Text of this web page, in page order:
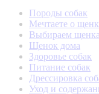
Породы собак
Мечтаете о
Выбираем щенка
Щенок дома
Здоровье собак
Питание собак
Дрессировка
Уход и